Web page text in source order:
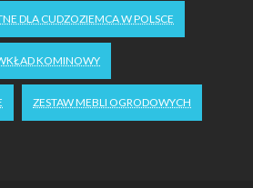
DLA CUDZOZIEMCA W POLSCE
KOMINOWY
ZESTAW MEBLI OGRODOWYCH